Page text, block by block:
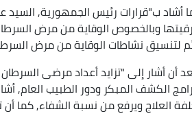
أشاد ب"قرارات رئيس الجمهورية, السيد
وبالخصوص الوقاية من مرض
لتنسيق نشاطات الوقاية من مرض
أن أشار إلى "تزايد أعداد مرضى
الكشف المبكر ودور الطبيب العام,
العلاج ويرفع من نسبة الشفاء, كما